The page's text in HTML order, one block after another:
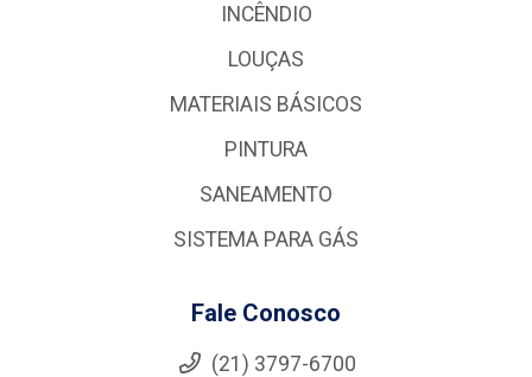
INCÊNDIO
LOUÇAS
MATERIAIS BÁSICOS
PINTURA
SANEAMENTO
SISTEMA PARA GÁS
Fale Conosco
(21) 3797-6700